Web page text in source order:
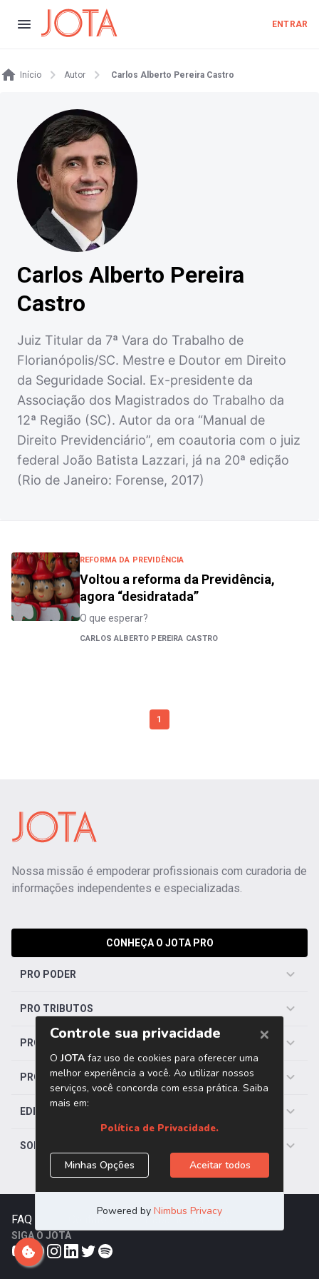
ENTRAR
Início Autor Carlos Alberto Pereira Castro
Carlos Alberto Pereira
Castro
Juiz Titular da 7ª Vara do Trabalho de
Florianópolis/SC. Mestre e Doutor em Direito
da Seguridade Social. Ex-presidente da
Associação dos Magistrados do Trabalho da
12ª Região (SC). Autor da ora “Manual de
Direito Previdenciário”, em coautoria com o juiz
federal João Batista Lazzari, já na 20ª edição
(Rio de Janeiro: Forense, 2017)
REFORMA DA PREVIDÊNCIA
Voltou a reforma da Previdência,
agora “desidratada”
O que esperar?
CARLOS ALBERTO PEREIRA CASTRO
1
Nossa missão é empoderar profissionais com curadoria de
informações independentes e especializadas.
CONHEÇA O JOTA PRO
PRO PODER
PRO TRIBUTOS
PRO TRABALHISTA
PRO SAÚDE
EDITORIAS
SOBRE O JOTA
FAQ Trabalhe Conosco
SIGA O JOTA